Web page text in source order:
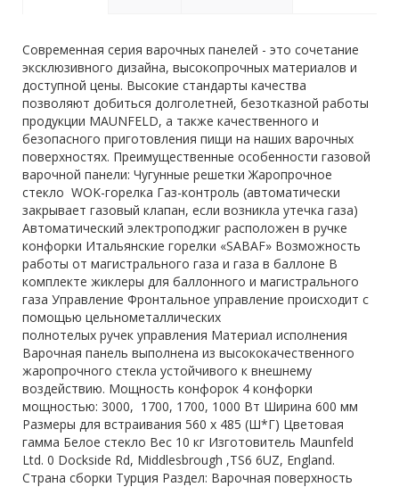
Современная серия варочных панелей - это сочетание
эксклюзивного дизайна, высокопрочных материалов и
доступной цены. Высокие стандарты качества
позволяют добиться долголетней, безотказной работы
продукции MAUNFELD, а также качественного и
безопасного приготовления пищи на наших варочных
поверхностях. Преимущественные особенности газовой
варочной панели: Чугунные решетки Жаропрочное
стекло WOK-горелка Газ-контроль (автоматически
закрывает газовый клапан, если возникла утечка газа)
Автоматический электроподжиг расположен в ручке
конфорки Итальянские горелки «SABAF» Возможность
работы от магистрального газа и газа в баллоне В
комплекте жиклеры для баллонного и магистрального
газа Управление Фронтальное управление происходит с
помощью цельнометаллических
полнотелых ручек управления Материал исполнения
Варочная панель выполнена из высококачественного
жаропрочного стекла устойчивого к внешнему
воздействию. Мощность конфорок 4 конфорки
мощностью: 3000, 1700, 1700, 1000 Вт Ширина 600 мм
Размеры для встраивания 560 х 485 (Ш*Г) Цветовая
гамма Белое стекло Вес 10 кг Изготовитель Maunfeld
Ltd. 0 Dockside Rd, Middlesbrough ,TS6 6UZ, England.
Страна сборки Турция Раздел: Варочная поверхность